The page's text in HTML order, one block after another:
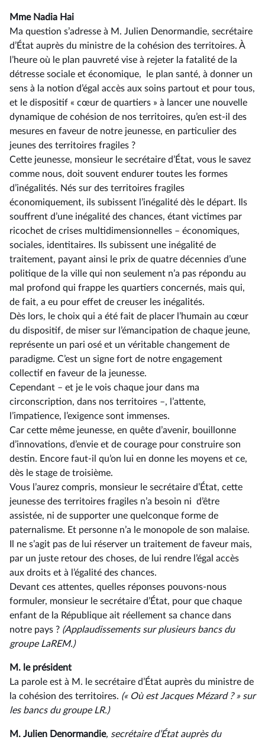
Mme Nadia Hai
Ma question s’adresse à M. Julien Denormandie, secrétaire
d’État auprès du ministre de la cohésion des territoires. À
l’heure où le plan pauvreté vise à rejeter la fatalité de la
détresse sociale et économique, le plan santé, à donner un
sens à la notion d’égal accès aux soins partout et pour tous,
et le dispositif « cœur de quartiers » à lancer une nouvelle
dynamique de cohésion de nos territoires, qu’en est-il des
mesures en faveur de notre jeunesse, en particulier des
jeunes des territoires fragiles ?
Cette jeunesse, monsieur le secrétaire d’État, vous le savez
comme nous, doit souvent endurer toutes les formes
d’inégalités. Nés sur des territoires fragiles
économiquement, ils subissent l’inégalité dès le départ. Ils
souffrent d’une inégalité des chances, étant victimes par
ricochet de crises multidimensionnelles – économiques,
sociales, identitaires. Ils subissent une inégalité de
traitement, payant ainsi le prix de quatre décennies d’une
politique de la ville qui non seulement n’a pas répondu au
mal profond qui frappe les quartiers concernés, mais qui,
de fait, a eu pour effet de creuser les inégalités.
Dès lors, le choix qui a été fait de placer l’humain au cœur
du dispositif, de miser sur l’émancipation de chaque jeune,
représente un pari osé et un véritable changement de
paradigme. C’est un signe fort de notre engagement
collectif en faveur de la jeunesse.
Cependant – et je le vois chaque jour dans ma
circonscription, dans nos territoires –, l’attente,
l’impatience, l’exigence sont immenses.
Car cette même jeunesse, en quête d’avenir, bouillonne
d’innovations, d’envie et de courage pour construire son
destin. Encore faut-il qu’on lui en donne les moyens et ce,
dès le stage de troisième.
Vous l’aurez compris, monsieur le secrétaire d’État, cette
jeunesse des territoires fragiles n’a besoin ni d’être
assistée, ni de supporter une quelconque forme de
paternalisme. Et personne n’a le monopole de son malaise.
Il ne s’agit pas de lui réserver un traitement de faveur mais,
par un juste retour des choses, de lui rendre l’égal accès
aux droits et à l’égalité des chances.
Devant ces attentes, quelles réponses pouvons-nous
formuler, monsieur le secrétaire d’État, pour que chaque
enfant de la République ait réellement sa chance dans
notre pays ? (Applaudissements sur plusieurs bancs du
groupe LaREM.)
M. le président
La parole est à M. le secrétaire d’État auprès du ministre de
la cohésion des territoires. (« Où est Jacques Mézard ? » sur
les bancs du groupe LR.)
M. Julien Denormandie, secrétaire d’État auprès du